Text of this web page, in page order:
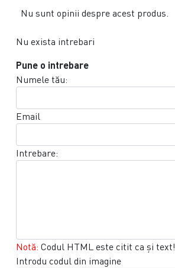
Nu sunt opinii despre acest produs.
Nu exista intrebari
Pune o intrebare
Numele tău:
Email
Intrebare:
Notă: Codul HTML este citit ca şi text!
Introdu codul din imagine